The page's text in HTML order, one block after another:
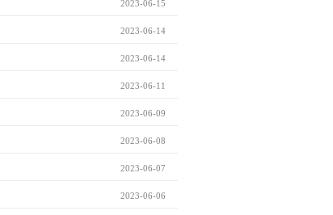
2023-06-15
2023-06-14
2023-06-14
2023-06-11
2023-06-09
2023-06-08
2023-06-07
2023-06-06